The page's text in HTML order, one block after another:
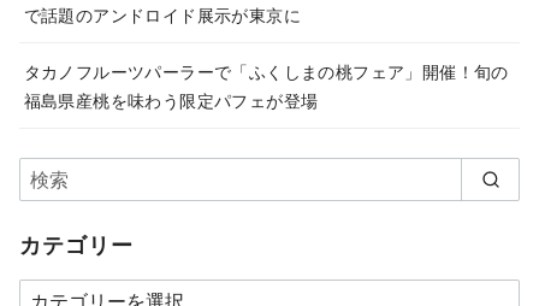
で話題のアンドロイド展示が東京に
タカノフルーツパーラーで「ふくしまの桃フェア」開催！旬の
福島県産桃を味わう限定パフェが登場
カテゴリー
カ